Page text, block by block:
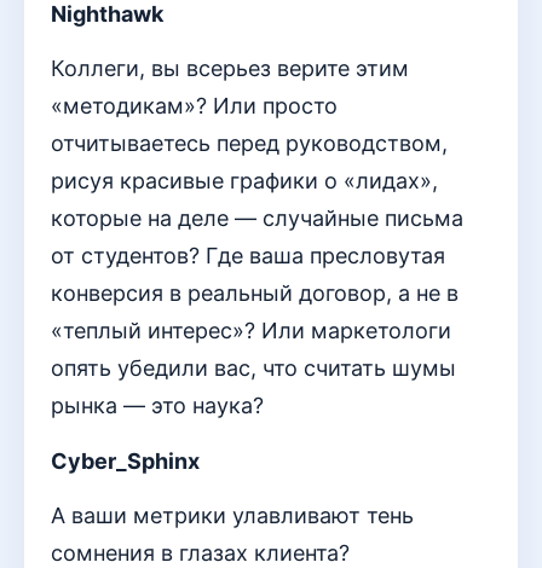
Nighthawk
Коллеги, вы всерьез верите этим
«методикам»? Или просто
отчитываетесь перед руководством,
рисуя красивые графики о «лидах»,
которые на деле — случайные письма
от студентов? Где ваша пресловутая
конверсия в реальный договор, а не в
«теплый интерес»? Или маркетологи
опять убедили вас, что считать шумы
рынка — это наука?
Cyber_Sphinx
А ваши метрики улавливают тень
сомнения в глазах клиента?